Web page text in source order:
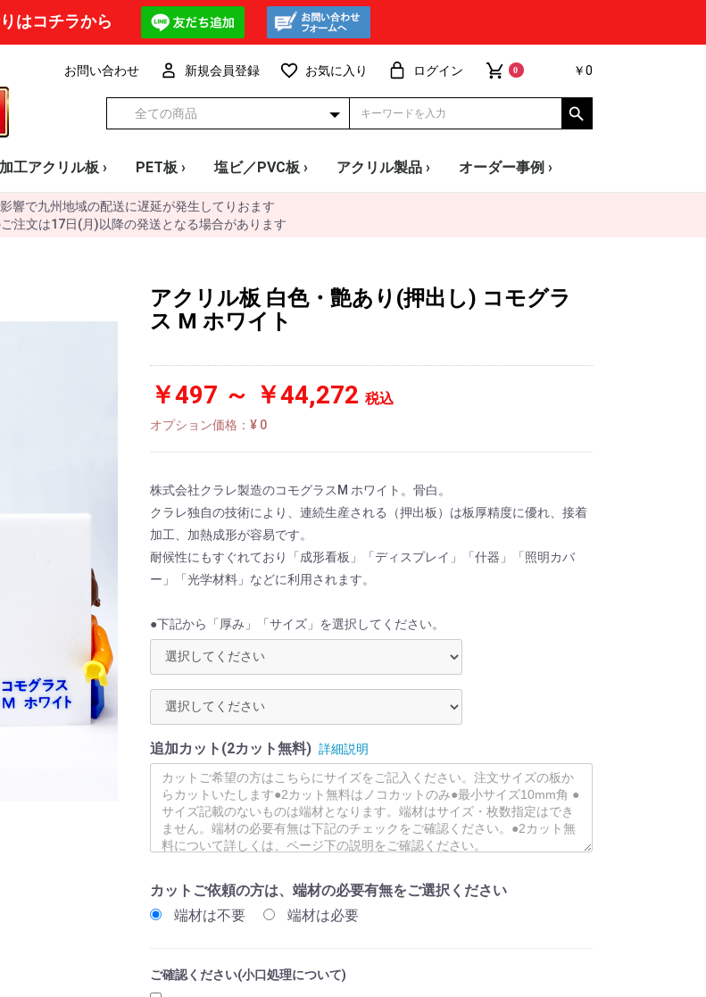
はコチラから
お問い合わせ 新規会員登録 お気に入り ログイン 0 ￥0
ーカット
工大判
厚厚
厚
厚
厚
厚
厚厚
厚
厚厚
厚
厚
厚
厚
厚
厚
厚厚
・オーロラ
シリーズ)
工アクリル板 ›
ロク
ター
PET板 ›
0.3mm
0.4mm
0.5mm
0.7mm
塩ビ／PVC板 ›
透明
白・黒・グレー
カラー
パンチングボード
法人様限定 格安 透明板
アクリル製品 › オーダー事例 ›
響で九州地域の配送に遅延が発生してりおます
注文は17日(月)以降の発送となる場合があります
アクリル板 白色・艶あり(押出し) コモグラ
ス M ホワイト
￥497 ～ ￥44,272 税込
オプション価格：¥ 0
株式会社クラレ製造のコモグラスM ホワイト。骨白。
クラレ独自の技術により、連続生産される（押出板）は板厚精度に優れ、接着
加工、加熱成形が容易です。
耐候性にもすぐれており「成形看板」「ディスプレイ」「什器」「照明カバ
ー」「光学材料」などに利用されます。
●下記から「厚み」「サイズ」を選択してください。
追加カット(2カット無料) 詳細説明
カットご依頼の方は、端材の必要有無をご選択ください
端材は不要
端材は必要
ご確認ください(小口処理について)